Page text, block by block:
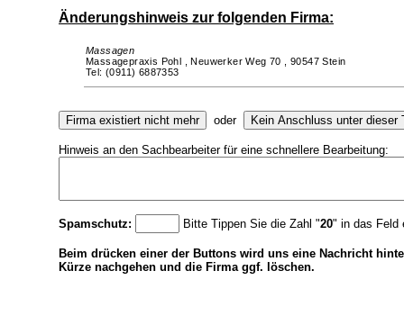
Änderungshinweis zur folgenden Firma:
Massagen
Massagepraxis Pohl ,Neuwerker Weg 70 ,90547 Stein
Tel: (0911) 6887353
oder
Hinweis an den Sachbearbeiter für eine schnellere Bearbeitung:
Spamschutz: Bitte Tippen Sie die Zahl "20" in das Feld
Beim drücken einer der Buttons wird uns eine Nachricht
Kürze nachgehen und die Firma ggf. löschen.